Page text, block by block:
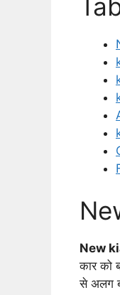
New
कार को
से अलग